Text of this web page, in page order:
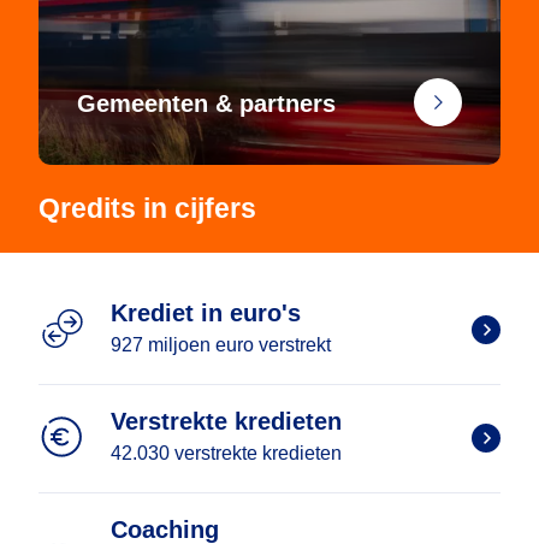
Gemeenten & partners
Qredits in cijfers
Krediet in euro's
927 miljoen euro verstrekt
Verstrekte kredieten
42.030 verstrekte kredieten
Coaching